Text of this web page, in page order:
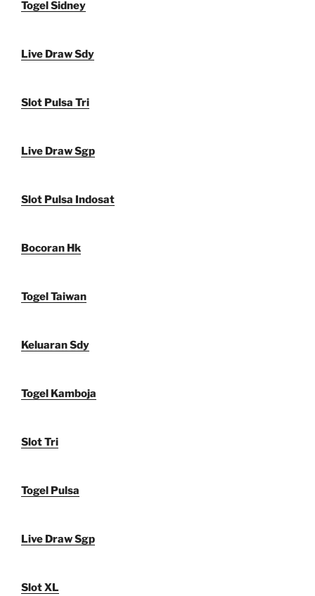
Togel Sidney
Live Draw Sdy
Slot Pulsa Tri
Live Draw Sgp
Slot Pulsa Indosat
Bocoran Hk
Togel Taiwan
Keluaran Sdy
Togel Kamboja
Slot Tri
Togel Pulsa
Live Draw Sgp
Slot XL